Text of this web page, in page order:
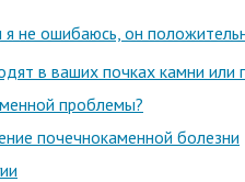
я не ошибаюсь, он
в ваших почках камни или
проблемы?
почечнокаменной болезни